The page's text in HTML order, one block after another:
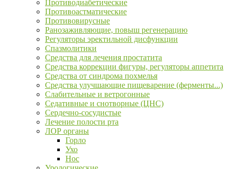
Противодиабетические
Противоастматические
Противовирусные
Ранозаживляющие, повыш регенерацию
Регуляторы эректильной дисфункции
Спазмолитики
Средства для лечения простатита
Средства коррекции фигуры, регуляторы аппетита
Средства от синдрома похмелья
Средства улучшающие пищеварение (ферменты...)
Слабительные и ветрогонные
Седативные и снотворные (ЦНС)
Сердечно-сосудистые
Лечение полости рта
ЛОР органы
Горло
Ухо
Нос